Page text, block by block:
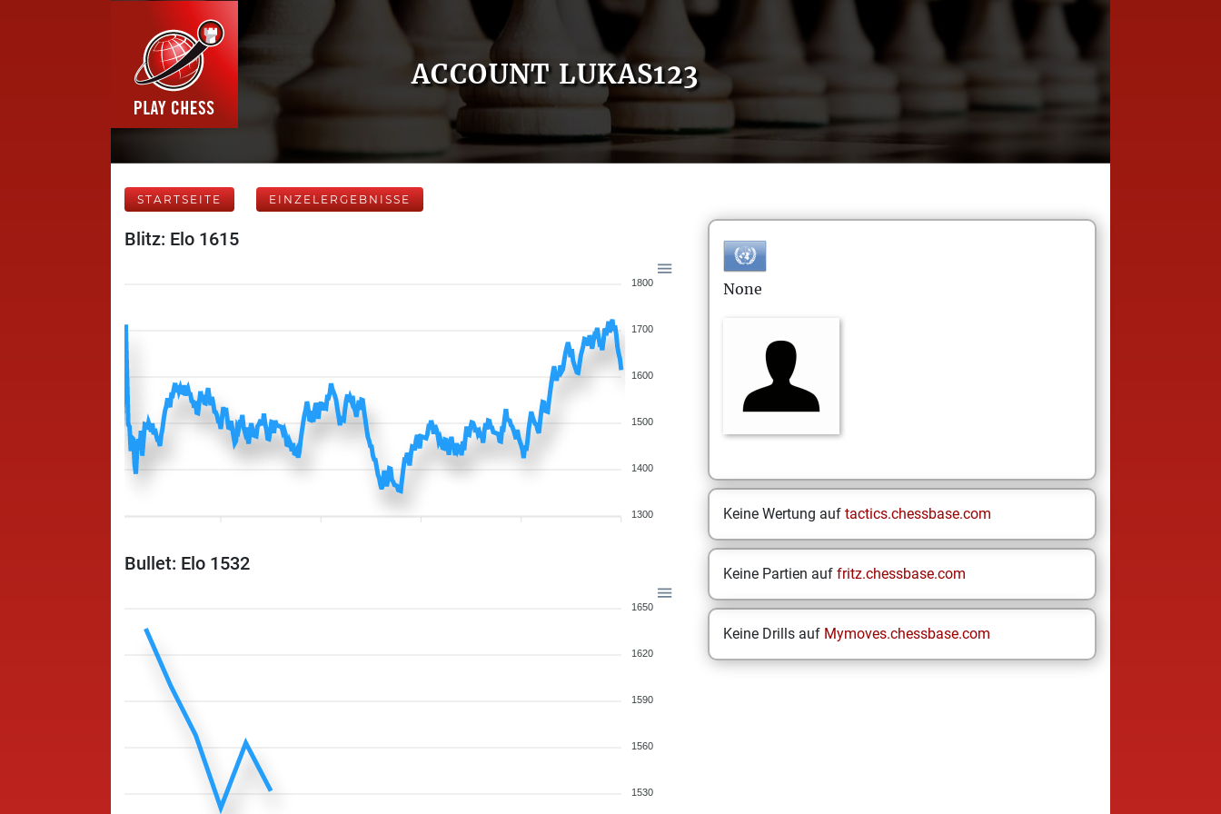
ACCOUNT LUKAS123
STARTSEITE EINZELERGEBNISSE
Blitz: Elo 1615
1800
1700
1600
1500
1400
1300
Bullet: Elo 1532
1650
1620
1590
1560
1530
None
Keine Wertung auf tactics.chessbase.com
Keine Partien auf fritz.chessbase.com
Keine Drills auf Mymoves.chessbase.com